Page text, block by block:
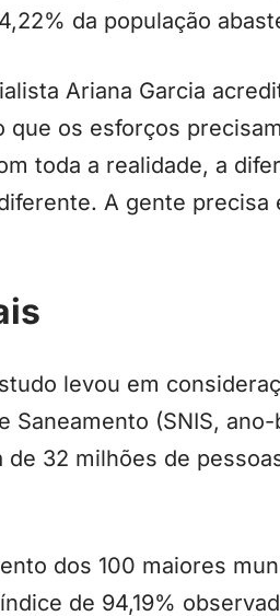
da população
Ariana Garcia
que os esforços
toda a realidade, a
A gente
levou em
Saneamento (SNIS,
32 milhões de
dos 100 maiores
de 94,19%